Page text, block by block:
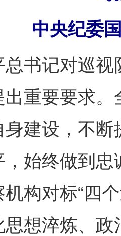
中央纪委
记对巡视
出重要要求
身建设，不
，始终做到
构对标“四
思想淬炼、